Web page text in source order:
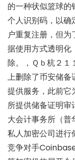
的一种状似篮球
个人识别码，以确
户重复注册，但
据使用方式透明化
除。，Ｑｂ杭２１
上删除了币安储备
提供服务，此前
所提供储备证明审
大会计事务所（
私人加密公司进行
竞争对手